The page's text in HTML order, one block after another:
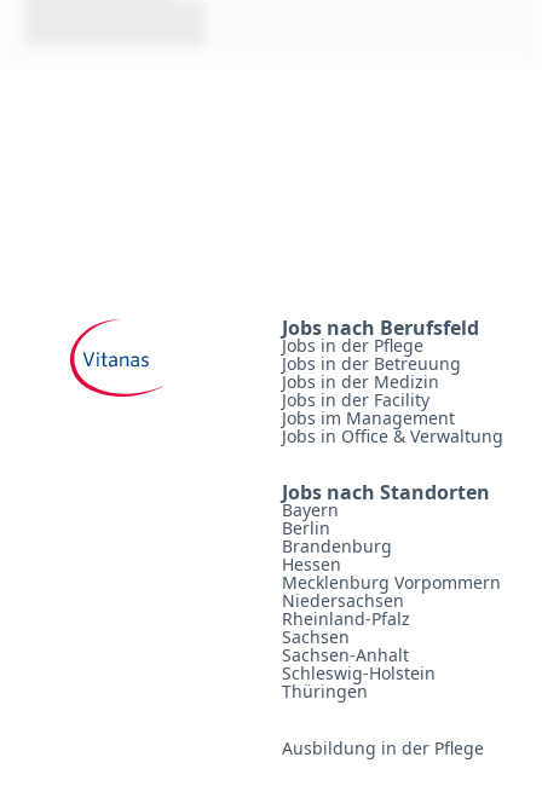
Jobs nach Berufsfeld
Jobs in der Pflege
Jobs in der Betreuung
Jobs in der Medizin
Jobs in der Facility
Jobs im Management
Jobs in Office & Verwaltung
Jobs nach Standorten
Bayern
Berlin
Brandenburg
Hessen
Mecklenburg Vorpommern
Niedersachsen
Rheinland-Pfalz
Sachsen
Sachsen-Anhalt
Schleswig-Holstein
Thüringen
Ausbildung in der Pflege